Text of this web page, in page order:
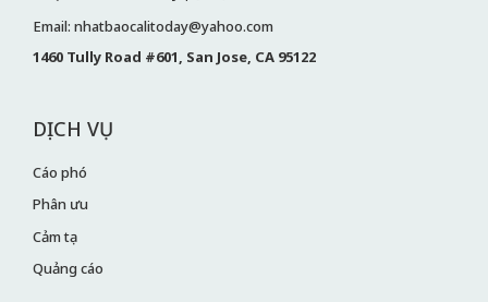
Email: nhatbaocalitoday@yahoo.com
1460 Tully Road #601, San Jose, CA 95122
DỊCH VỤ
Cáo phó
Phân ưu
Cảm tạ
Quảng cáo